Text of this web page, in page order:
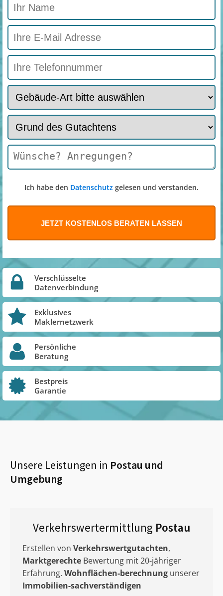
Ich habe den Datenschutz gelesen und verstanden.
Verschlüsselte
Datenverbindung
Exklusives
Maklernetzwerk
Persönliche
Beratung
Bestpreis
Garantie
Unsere Leistungen in Postau und
Umgebung
Verkehrswertermittlung Postau
Erstellen von Verkehrswertgutachten,
Marktgerechte Bewertung mit 20-jähriger
Erfahrung. Wohnflächen-berechnung unserer
Immobilien-sachverständigen